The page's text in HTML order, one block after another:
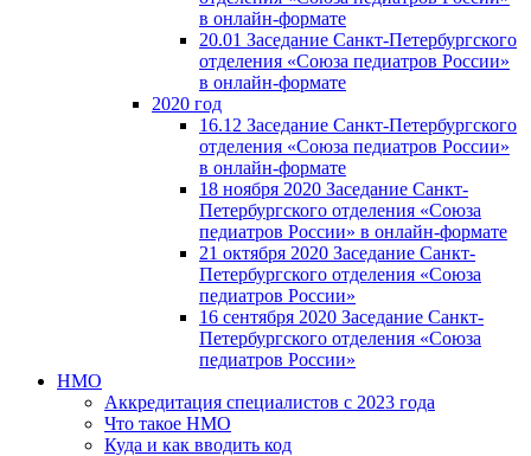
в онлайн-формате
20.01 Заседание Санкт-Петербургского
отделения «Союза педиатров России»
в онлайн-формате
2020 год
16.12 Заседание Санкт-Петербургского
отделения «Союза педиатров России»
в онлайн-формате
18 ноября 2020 Заседание Санкт-
Петербургского отделения «Союза
педиатров России» в онлайн-формате
21 октября 2020 Заседание Санкт-
Петербургского отделения «Союза
педиатров России»
16 сентября 2020 Заседание Санкт-
Петербургского отделения «Союза
педиатров России»
НМО
Аккредитация специалистов с 2023 года
Что такое НМО
Куда и как вводить код